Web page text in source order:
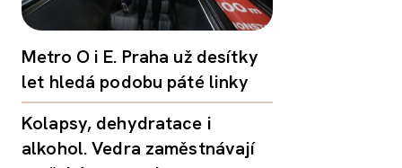
Metro O i E. Praha už desítky
let hledá podobu páté linky
Kolapsy, dehydratace i
alkohol. Vedra zaměstnávají